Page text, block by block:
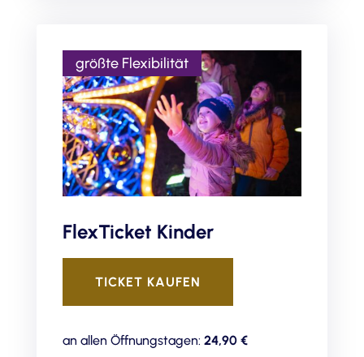
FlexTicket Kinder
TICKET KAUFEN
an allen Öffnungstagen: 24,90 €